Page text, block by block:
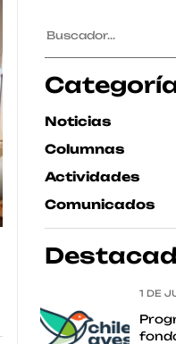
Noticias
Columnas
Actividades
Comunicados
1 DE